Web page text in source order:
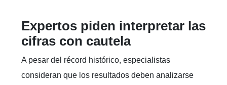
Expertos piden interpretar las
cifras con cautela
A pesar del récord histórico, especialistas
consideran que los resultados deben analizarse